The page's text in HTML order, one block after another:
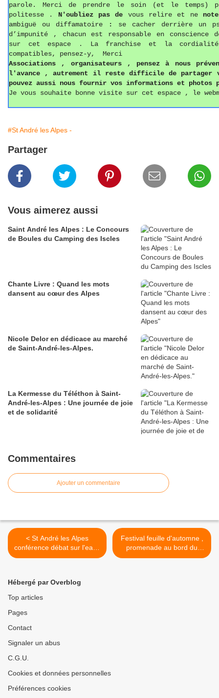
parole. Merci de prendre le soin (et le temps)
politesse
. N'oubliez pas de vous relire et ne
ambiguë ou diffamatoire
:
se cacher derrière un
d’impunité , chacun est responsable en
sur cet espace . La franchise et la
compatibles, pensez-y, Merci
Associations , organisateurs , pensez à nous
l'avance , autrement il reste difficile de
pouvez aussi nous fournir vos informations et photos
Je vous souhaite bonne visite sur cet espace , le
#St André les Alpes -
Partager
Vous aimerez aussi
Saint André les Alpes : Le Concours
de Boules du Camping des Iscles
Chante Livre : Quand les mots
dansent au cœur des Alpes
Nicole Delor en dédicace au marché
de Saint-André-les-Alpes.
La Kermesse du Téléthon à Saint-
André-les-Alpes : Une journée de joie
et de solidarité
Commentaires
Ajouter un commentaire
< St André les Alpes
conférence débat sur l'eau ,
le réchauffement climatique
Festival feuille d'automne ,
promenade au bord du
Verdon >
Hébergé par Overblog
Top articles
Pages
Contact
Signaler un abus
C.G.U.
Cookies et données personnelles
Préférences cookies